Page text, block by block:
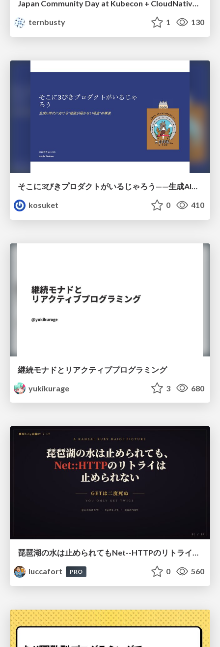
ternbusty
1 130
そこに3びきプロダクトがいるじゃろう——生成AI時代における“価値が届かない理由”の構造
kosuket
0 410
継続モナドとリアクティブプログラミング
yukikurage
3 680
琵琶湖の水は止められてもNet--HTTPのリトライは止められない / You might be able to stop the water flow of Lake Biwa but you can't stop Net::HTTP retries
luccafort
PRO 0 560